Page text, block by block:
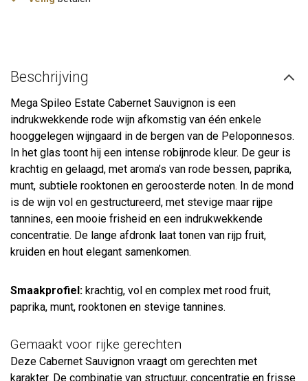
Beschrijving
Mega Spileo Estate Cabernet Sauvignon is een
indrukwekkende rode wijn afkomstig van één enkele
hooggelegen wijngaard in de bergen van de Peloponnesos.
In het glas toont hij een intense robijnrode kleur. De geur is
krachtig en gelaagd, met aroma’s van rode bessen, paprika,
munt, subtiele rooktonen en geroosterde noten. In de mond
is de wijn vol en gestructureerd, met stevige maar rijpe
tannines, een mooie frisheid en een indrukwekkende
concentratie. De lange afdronk laat tonen van rijp fruit,
kruiden en hout elegant samenkomen.
Smaakprofiel: krachtig, vol en complex met rood fruit,
paprika, munt, rooktonen en stevige tannines.
Gemaakt voor rijke gerechten
Deze Cabernet Sauvignon vraagt om gerechten met
karakter. De combinatie van structuur, concentratie en frisse